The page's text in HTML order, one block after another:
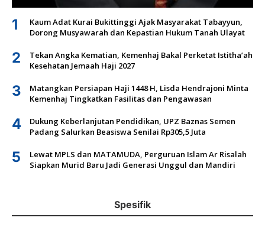
1
Kaum Adat Kurai Bukittinggi Ajak Masyarakat Tabayyun,
Dorong Musyawarah dan Kepastian Hukum Tanah Ulayat
2
Tekan Angka Kematian, Kemenhaj Bakal Perketat Istitha’ah
Kesehatan Jemaah Haji 2027
3
Matangkan Persiapan Haji 1448 H, Lisda Hendrajoni Minta
Kemenhaj Tingkatkan Fasilitas dan Pengawasan
4
Dukung Keberlanjutan Pendidikan, UPZ Baznas Semen
Padang Salurkan Beasiswa Senilai Rp305,5 Juta
5
Lewat MPLS dan MATAMUDA, Perguruan Islam Ar Risalah
Siapkan Murid Baru Jadi Generasi Unggul dan Mandiri
Spesifik